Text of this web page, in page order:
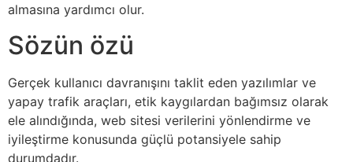
almasına yardımcı olur.
Sözün özü
Gerçek kullanıcı davranışını taklit eden yazılımlar ve
yapay trafik araçları, etik kaygılardan bağımsız olarak
ele alındığında, web sitesi verilerini yönlendirme ve
iyileştirme konusunda güçlü potansiyele sahip
durumdadır.